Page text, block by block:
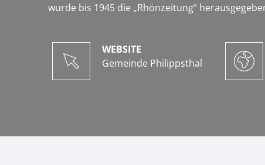
wurde bis 1945 die „Rhönzeitung“
WEBSITE
Gemeinde Philippsthal